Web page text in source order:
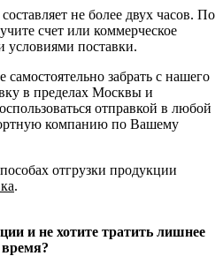
не более двух часов. По
счет или коммерческое
поставки.
забрать с нашего
в пределах Москвы и
отправкой в любой
компанию по Вашему
отгрузки продукции
.
и не хотите тратить лишнее
время?